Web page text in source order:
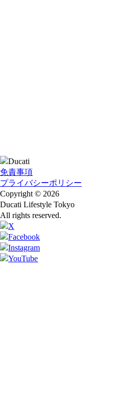
免責事項
プライバシーポリシー
Copyright © 2026
Ducati Lifestyle Tokyo
All rights reserved.